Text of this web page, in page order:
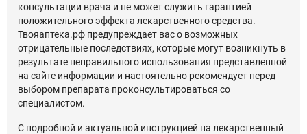
консультации врача и не может служить гарантией
положительного эффекта лекарственного средства.
Твояаптека.рф предупреждает вас о возможных
отрицательные последствиях, которые могут возникнуть в
результате неправильного использования представленной
на сайте информации и настоятельно рекомендует перед
выбором препарата проконсультироваться со
специалистом.
С подробной и актуальной инструкцией на лекарственный